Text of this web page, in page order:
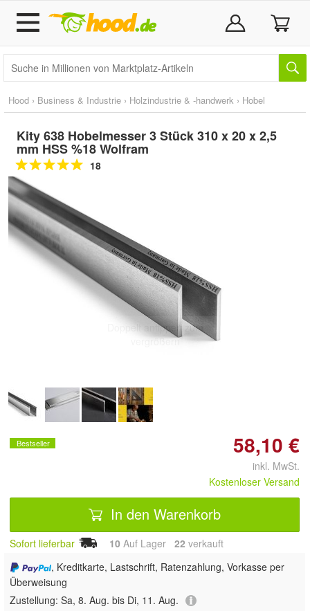
Hood › Business & Industrie › Holzindustrie & -handwerk › Hobel
Kity 638 Hobelmesser 3 Stück 310 x 20 x 2,5
mm HSS %18 Wolfram
18
Doppelt antippen zum
vergrößern
Bestseller 58,10 €
inkl. MwSt.
Kostenloser Versand
In den Warenkorb
Sofort lieferbar 10 Auf Lager 22 verkauft
, Kreditkarte, Lastschrift, Ratenzahlung, Vorkasse per
Überweisung
Zustellung: Sa, 8. Aug. bis Di, 11. Aug.